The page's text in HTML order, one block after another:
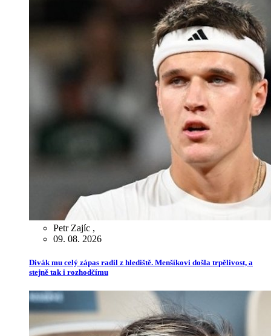
Petr Zajíc ,
09. 08. 2026
Divák mu celý zápas radil z hlediště. Menšíkovi došla trpělivost, a
stejně tak i rozhodčímu